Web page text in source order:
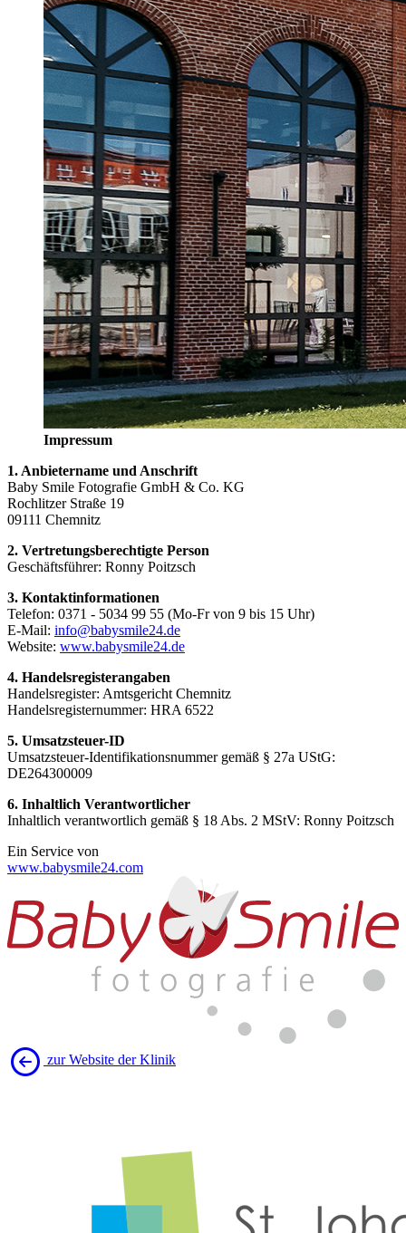
Impressum
1. Anbietername und Anschrift
Baby Smile Fotografie GmbH & Co. KG
Rochlitzer Straße 19
09111 Chemnitz
2. Vertretungsberechtigte Person
Geschäftsführer: Ronny Poitzsch
3. Kontaktinformationen
Telefon: 0371 - 5034 99 55 (Mo-Fr von 9 bis 15 Uhr)
E-Mail: info@babysmile24.de
Website: www.babysmile24.de
4. Handelsregisterangaben
Handelsregister: Amtsgericht Chemnitz
Handelsregisternummer: HRA 6522
5. Umsatzsteuer-ID
Umsatzsteuer-Identifikationsnummer gemäß § 27a UStG:
DE264300009
6. Inhaltlich Verantwortlicher
Inhaltlich verantwortlich gemäß § 18 Abs. 2 MStV: Ronny Poitzsch
Ein Service von
www.babysmile24.com
zur Website der Klinik